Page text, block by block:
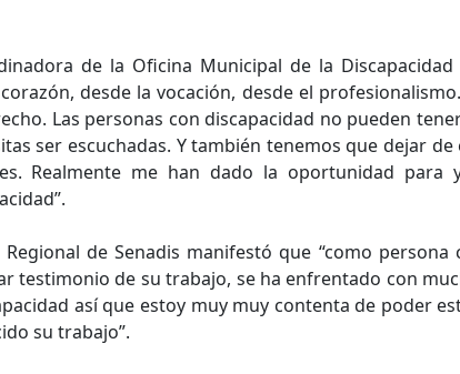
de la Oficina Municipal de la
desde la vocación, desde el
Las personas con discapacidad no pueden
ser escuchadas. Y también tenemos que dejar
Realmente me han dado la oportunidad
de Senadis manifestó que “como
testimonio de su trabajo, se ha enfrentado con
así que estoy muy muy contenta de poder
su trabajo”.